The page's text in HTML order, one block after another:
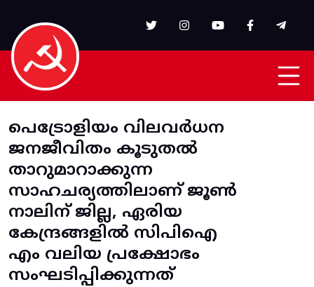
പെട്രോളിയം വിലവര്‍ധന
ജനജീവിതം കൂടുതൽ
താറുമാറാക്കുന്ന
സാഹചര്യത്തിലാണ്‌ ജൂണ്‍
നാലിന്‌ ജില്ല, ഏരിയ
കേന്ദ്രങ്ങളില്‍ സിപിഐ
എം വലിയ പ്രക്ഷോഭം
സംഘടിപ്പിക്കുന്നത്‌